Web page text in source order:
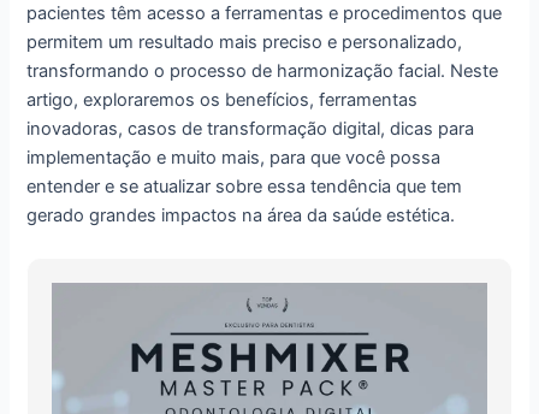
pacientes têm acesso a ferramentas e procedimentos que
permitem um resultado mais preciso e personalizado,
transformando o processo de harmonização facial. Neste
artigo, exploraremos os benefícios, ferramentas
inovadoras, casos de transformação digital, dicas para
implementação e muito mais, para que você possa
entender e se atualizar sobre essa tendência que tem
gerado grandes impactos na área da saúde estética.